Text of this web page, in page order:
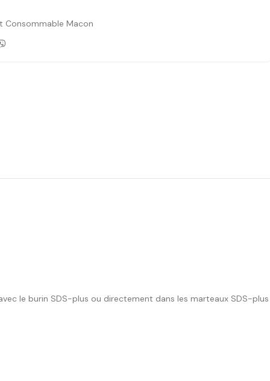
Consommable Macon
le burin SDS-plus ou directement dans les marteaux SDS-plus